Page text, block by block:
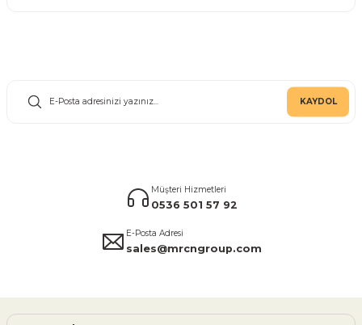
KAYDOL
Müşteri Hizmetleri
0536 501 57 92
E-Posta Adresi
sales@mrcngroup.com